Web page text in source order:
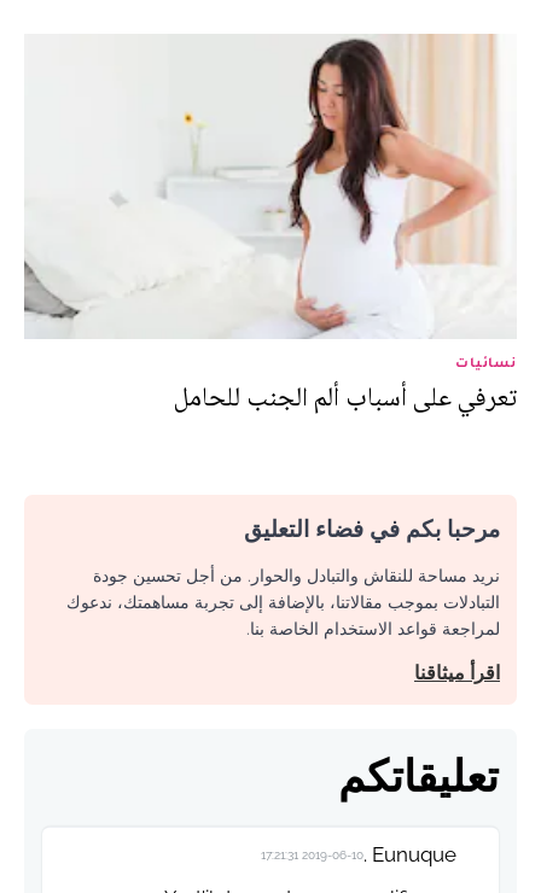
نسائيات
تعرفي على أسباب ألم الجنب للحامل
مرحبا بكم في فضاء التعليق
نريد مساحة للنقاش والتبادل والحوار. من أجل تحسين جودة
التبادلات بموجب مقالاتنا، بالإضافة إلى تجربة مساهمتك، ندعوك
لمراجعة قواعد الاستخدام الخاصة بنا.
اقرأ ميثاقنا
تعليقاتكم
Eunuque .
2019-06-10 17:21:31